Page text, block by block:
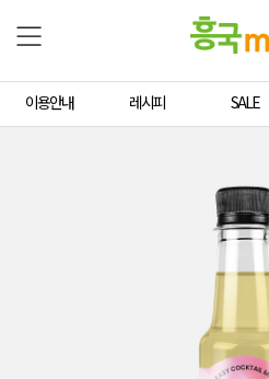
이용안내 레시피 SALE